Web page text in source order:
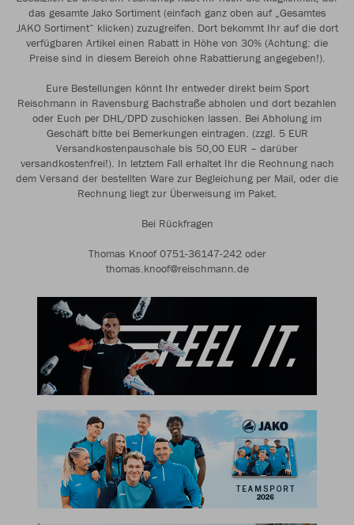
das gesamte Jako Sortiment (einfach ganz oben auf „Gesamtes
JAKO Sortiment“ klicken) zuzugreifen. Dort bekommt Ihr auf die dort
verfügbaren Artikel einen Rabatt in Höhe von 30% (Achtung: die
Preise sind in diesem Bereich ohne Rabattierung angegeben!).
Eure Bestellungen könnt Ihr entweder direkt beim Sport
Reischmann in Ravensburg Bachstraße abholen und dort bezahlen
oder Euch per DHL/DPD zuschicken lassen. Bei Abholung im
Geschäft bitte bei Bemerkungen eintragen. (zzgl. 5 EUR
Versandkostenpauschale bis 50,00 EUR – darüber
versandkostenfrei!). In letztem Fall erhaltet Ihr die Rechnung nach
dem Versand der bestellten Ware zur Begleichung per Mail, oder die
Rechnung liegt zur Überweisung im Paket.
Bei Rückfragen
Thomas Knoof 0751-36147-242 oder
thomas.knoof@reischmann.de